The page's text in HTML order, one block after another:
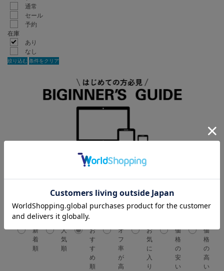
通常
セール
予約
在庫
あり
なし
絞り込む 条件をクリア
表示
表示件数
60件
120件
新
着
順
人
気
順
お
す
す
め
順
オ
フ
率
が
高
お
気
に
入
り
価
格
の
安
い
価
格
の
高
い